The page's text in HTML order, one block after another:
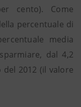
cento). Come
percentuale di
media
dal 4,2
2012 (il valore